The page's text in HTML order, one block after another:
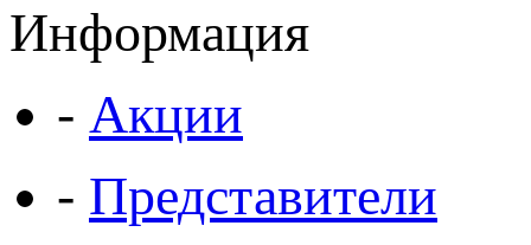
Информация
- Акции
- Представители